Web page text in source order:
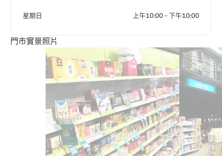
星期日 上午10:00 - 下午10:00
門市實景照片